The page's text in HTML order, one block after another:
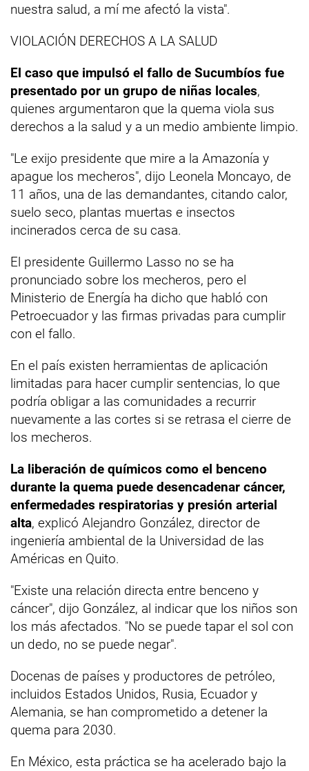
nuestra salud, a mí me afectó la vista".
VIOLACIÓN DERECHOS A LA SALUD
El caso que impulsó el fallo de Sucumbíos fue
presentado por un grupo de niñas locales,
quienes argumentaron que la quema viola sus
derechos a la salud y a un medio ambiente limpio.
"Le exijo presidente que mire a la Amazonía y
apague los mecheros", dijo Leonela Moncayo, de
11 años, una de las demandantes, citando calor,
suelo seco, plantas muertas e insectos
incinerados cerca de su casa.
El presidente Guillermo Lasso no se ha
pronunciado sobre los mecheros, pero el
Ministerio de Energía ha dicho que habló con
Petroecuador y las firmas privadas para cumplir
con el fallo.
En el país existen herramientas de aplicación
limitadas para hacer cumplir sentencias, lo que
podría obligar a las comunidades a recurrir
nuevamente a las cortes si se retrasa el cierre de
los mecheros.
La liberación de químicos como el benceno
durante la quema puede desencadenar cáncer,
enfermedades respiratorias y presión arterial
alta, explicó Alejandro González, director de
ingeniería ambiental de la Universidad de las
Américas en Quito.
"Existe una relación directa entre benceno y
cáncer", dijo González, al indicar que los niños son
los más afectados. "No se puede tapar el sol con
un dedo, no se puede negar".
Docenas de países y productores de petróleo,
incluidos Estados Unidos, Rusia, Ecuador y
Alemania, se han comprometido a detener la
quema para 2030.
En México, esta práctica se ha acelerado bajo la